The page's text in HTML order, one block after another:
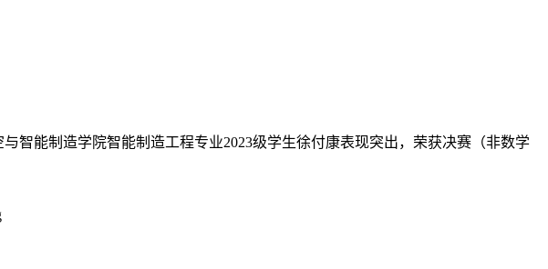
智能制造学院智能制造工程专业2023级学生徐付康表现突出，荣获决赛（非数学